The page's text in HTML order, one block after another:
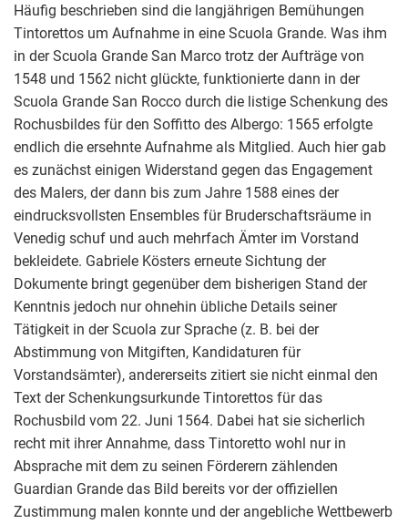
Häufig beschrieben sind die langjährigen Bemühungen
Tintorettos um Aufnahme in eine Scuola Grande. Was ihm
in der Scuola Grande San Marco trotz der Aufträge von
1548 und 1562 nicht glückte, funktionierte dann in der
Scuola Grande San Rocco durch die listige Schenkung des
Rochusbildes für den Soffitto des Albergo: 1565 erfolgte
endlich die ersehnte Aufnahme als Mitglied. Auch hier gab
es zunächst einigen Widerstand gegen das Engagement
des Malers, der dann bis zum Jahre 1588 eines der
eindrucksvollsten Ensembles für Bruderschaftsräume in
Venedig schuf und auch mehrfach Ämter im Vorstand
bekleidete. Gabriele Kösters erneute Sichtung der
Dokumente bringt gegenüber dem bisherigen Stand der
Kenntnis jedoch nur ohnehin übliche Details seiner
Tätigkeit in der Scuola zur Sprache (z. B. bei der
Abstimmung von Mitgiften, Kandidaturen für
Vorstandsämter), andererseits zitiert sie nicht einmal den
Text der Schenkungsurkunde Tintorettos für das
Rochusbild vom 22. Juni 1564. Dabei hat sie sicherlich
recht mit ihrer Annahme, dass Tintoretto wohl nur in
Absprache mit dem zu seinen Förderern zählenden
Guardian Grande das Bild bereits vor der offiziellen
Zustimmung malen konnte und der angebliche Wettbewerb